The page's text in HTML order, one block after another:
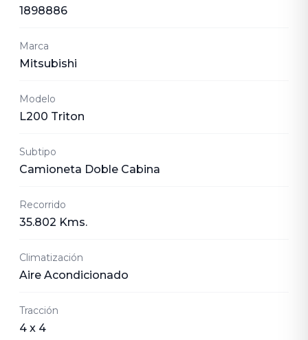
1898886
Marca
Mitsubishi
Modelo
L200 Triton
Subtipo
Camioneta Doble Cabina
Recorrido
35.802 Kms.
Climatización
Aire Acondicionado
Tracción
4 x 4